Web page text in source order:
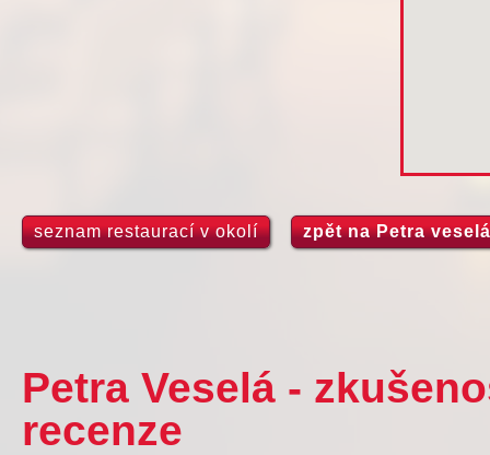
seznam restaurací v okolí zpět na Petra veselá
Petra Veselá -
recenze